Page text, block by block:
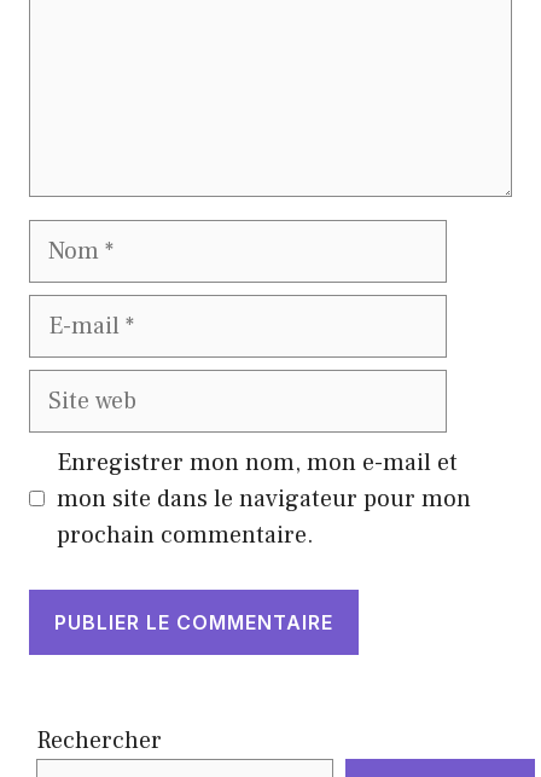
Nom
E-
Site
Enregistrer mon nom, mon e-mail et
mon site dans le navigateur pour mon
prochain commentaire.
Rechercher